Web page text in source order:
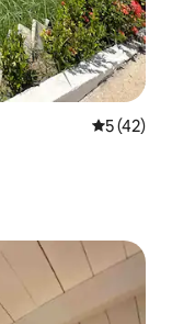
Vidutinis
5 (42)